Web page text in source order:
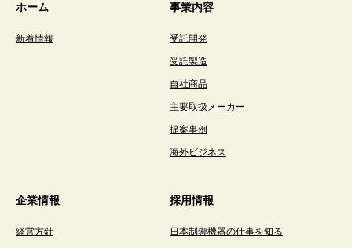
ホーム
新着情報
事業内容
受託開発
受託製造
自社商品
主要取扱メーカー
提案事例
海外ビジネス
企業情報
経営方針
採用情報
日本制禦機器の仕事を知る